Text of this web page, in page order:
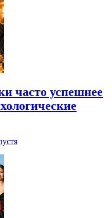
часто успешнее